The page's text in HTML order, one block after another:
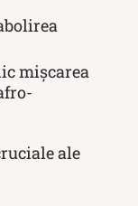
mișcarea
ale